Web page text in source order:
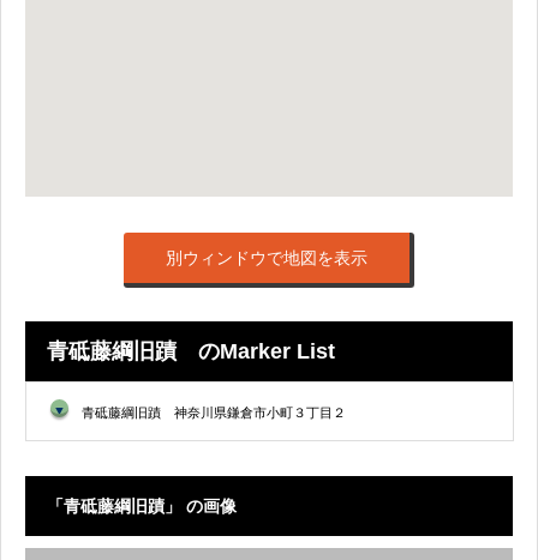
別ウィンドウで地図を表示
青砥藤綱旧蹟 のMarker List
▼ 青砥藤綱旧蹟 神奈川県鎌倉市小町３丁目２
「青砥藤綱旧蹟」 の画像